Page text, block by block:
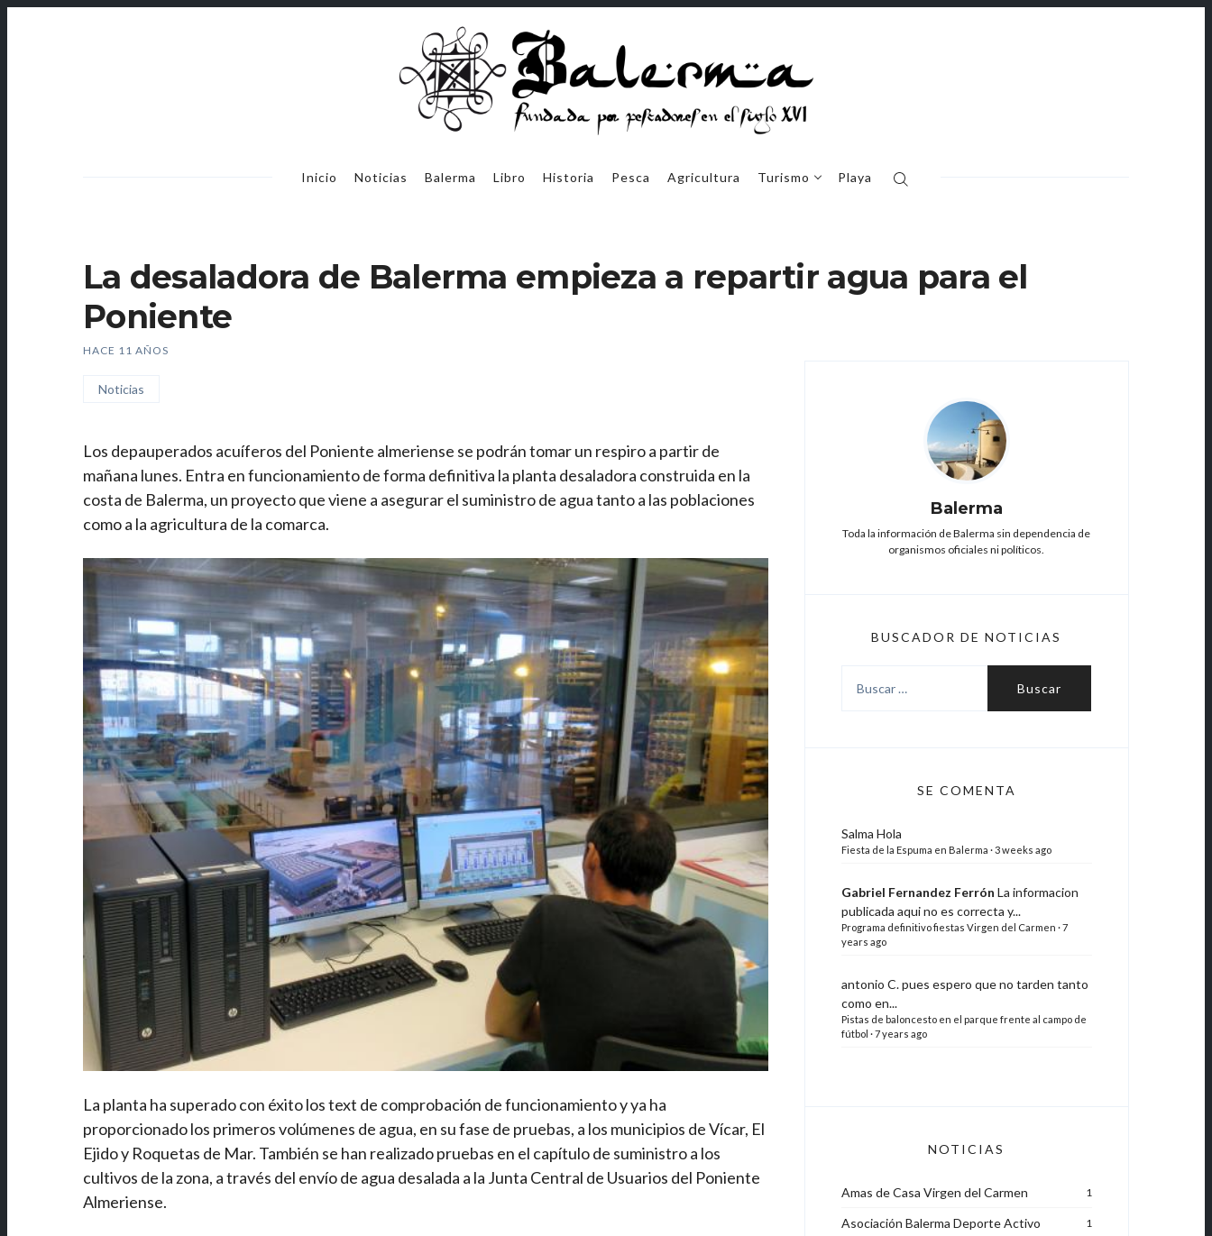
Inicio Noticias Balerma Libro Historia Pesca Agricultura Turismo Playa
La desaladora de Balerma empieza a repartir agua para el
Poniente
HACE 11 AÑOS
Noticias
Los depauperados acuíferos del Poniente almeriense se podrán tomar un respiro a partir de
mañana lunes. Entra en funcionamiento de forma definitiva la planta desaladora construida en la
costa de Balerma, un proyecto que viene a asegurar el suministro de agua tanto a las poblaciones
como a la agricultura de la comarca.
La planta ha superado con éxito los text de comprobación de funcionamiento y ya ha
proporcionado los primeros volúmenes de agua, en su fase de pruebas, a los municipios de Vícar, El
Ejido y Roquetas de Mar. También se han realizado pruebas en el capítulo de suministro a los
cultivos de la zona, a través del envío de agua desalada a la Junta Central de Usuarios del Poniente
Almeriense.
Balerma
Toda la información de Balerma sin dependencia de
organismos oficiales ni políticos.
BUSCADOR DE NOTICIAS
SE COMENTA
Salma Hola
Fiesta de la Espuma en Balerma ·3 weeks ago
Gabriel Fernandez Ferrón La informacion
publicada aqui no es correcta y...
Programa definitivo fiestas Virgen del Carmen ·7
years ago
antonio C.pues espero que no tarden tanto
como en...
Pistas de baloncesto en el parque frente al campo de
fútbol ·7 years ago
NOTICIAS
Amas de Casa Virgen del Carmen 1
Asociación Balerma Deporte Activo 1